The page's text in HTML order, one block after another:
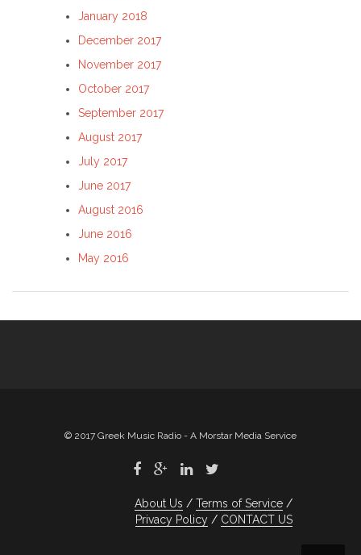
January 2018
December 2017
November 2017
October 2017
September 2017
August 2017
July 2017
June 2017
August 2016
June 2016
May 2016
© 2017 Greek Music Radio - A Morstar Media Service
About Us
Terms of Service
Privacy Policy
CONTACT US